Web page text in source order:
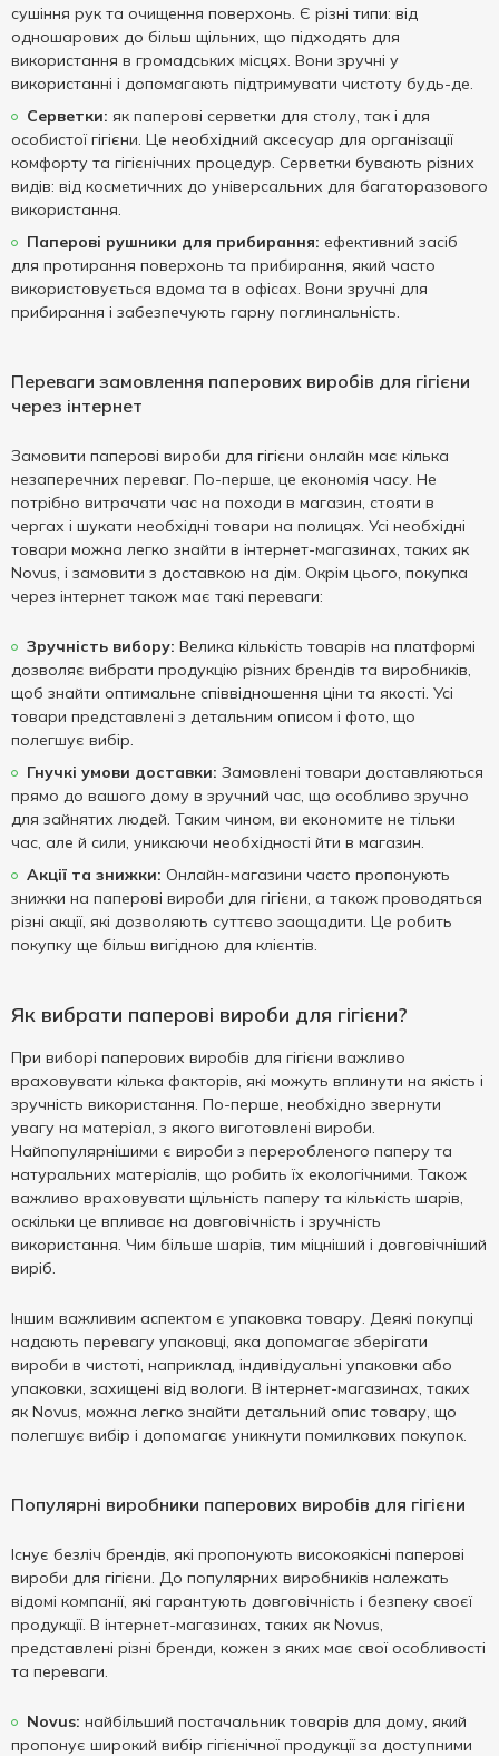
сушіння рук та очищення поверхонь. Є різні типи: від
одношарових до більш щільних, що підходять для
використання в громадських місцях. Вони зручні у
використанні і допомагають підтримувати чистоту будь-де.
Серветки: як паперові серветки для столу, так і для
особистої гігієни. Це необхідний аксесуар для організації
комфорту та гігієнічних процедур. Серветки бувають різних
видів: від косметичних до універсальних для багаторазового
використання.
Паперові рушники для прибирання: ефективний засіб
для протирання поверхонь та прибирання, який часто
використовується вдома та в офісах. Вони зручні для
прибирання і забезпечують гарну поглинальність.
Переваги замовлення паперових виробів для гігієни
через інтернет
Замовити паперові вироби для гігієни онлайн має кілька
незаперечних переваг. По-перше, це економія часу. Не
потрібно витрачати час на походи в магазин, стояти в
чергах і шукати необхідні товари на полицях. Усі необхідні
товари можна легко знайти в інтернет-магазинах, таких як
Novus, і замовити з доставкою на дім. Окрім цього, покупка
через інтернет також має такі переваги:
Зручність вибору: Велика кількість товарів на платформі
дозволяє вибрати продукцію різних брендів та виробників,
щоб знайти оптимальне співвідношення ціни та якості. Усі
товари представлені з детальним описом і фото, що
полегшує вибір.
Гнучкі умови доставки: Замовлені товари доставляються
прямо до вашого дому в зручний час, що особливо зручно
для зайнятих людей. Таким чином, ви економите не тільки
час, але й сили, уникаючи необхідності йти в магазин.
Акції та знижки: Онлайн-магазини часто пропонують
знижки на паперові вироби для гігієни, а також проводяться
різні акції, які дозволяють суттєво заощадити. Це робить
покупку ще більш вигідною для клієнтів.
Як вибрати паперові вироби для гігієни?
При виборі паперових виробів для гігієни важливо
враховувати кілька факторів, які можуть вплинути на якість і
зручність використання. По-перше, необхідно звернути
увагу на матеріал, з якого виготовлені вироби.
Найпопулярнішими є вироби з переробленого паперу та
натуральних матеріалів, що робить їх екологічними. Також
важливо враховувати щільність паперу та кількість шарів,
оскільки це впливає на довговічність і зручність
використання. Чим більше шарів, тим міцніший і довговічніший
виріб.
Іншим важливим аспектом є упаковка товару. Деякі покупці
надають перевагу упаковці, яка допомагає зберігати
вироби в чистоті, наприклад, індивідуальні упаковки або
упаковки, захищені від вологи. В інтернет-магазинах, таких
як Novus, можна легко знайти детальний опис товару, що
полегшує вибір і допомагає уникнути помилкових покупок.
Популярні виробники паперових виробів для гігієни
Існує безліч брендів, які пропонують високоякісні паперові
вироби для гігієни. До популярних виробників належать
відомі компанії, які гарантують довговічність і безпеку своєї
продукції. В інтернет-магазинах, таких як Novus,
представлені різні бренди, кожен з яких має свої особливості
та переваги.
Novus: найбільший постачальник товарів для дому, який
пропонує широкий вибір гігієнічної продукції за доступними